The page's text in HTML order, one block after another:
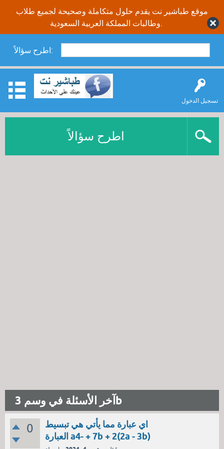
موقع طباشير نت يقدم حلول متكاملة وصحيحة لجميع طلاب
اطرح سؤالاً:
تسجيل الدخول
اطرح سؤالاً
آخر الأسئلة في وسم 3b
0
اي عبارة مما يأتي هي تبسيط
العبارة a4- + 7b + 2(2a - 3b)